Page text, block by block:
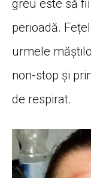
greu este să
perioadă.
urmele
non-stop și
de respirat.